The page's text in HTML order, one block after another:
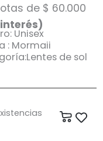
de $ 60.000
Unisex
: Mormaii
de sol